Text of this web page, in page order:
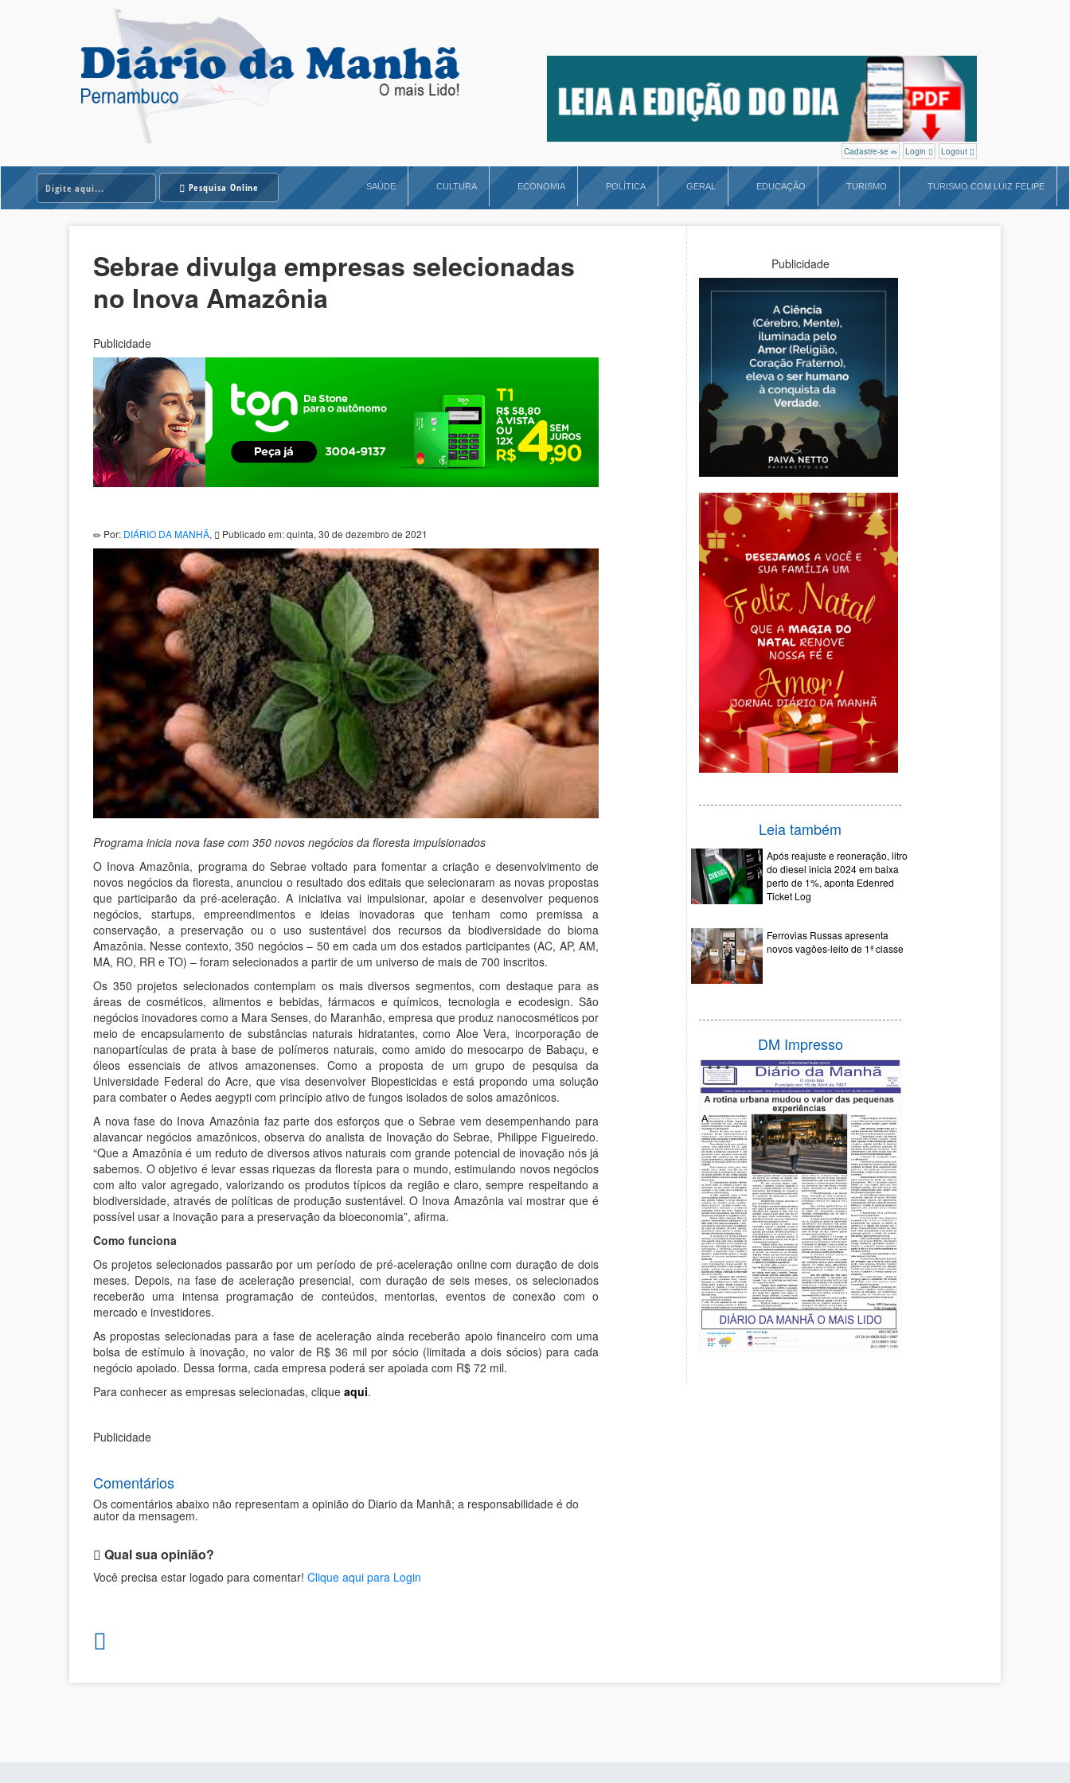
Cadastre-se Login Logout
Pesquisa Online SAÚDE CULTURA ECONOMIA POLÍTICA GERAL EDUCAÇÃO TURISMO TURISMO COM LUIZ FELIPE
Sebrae divulga empresas selecionadas
no Inova Amazônia
Publicidade
Por: DIÁRIO DA MANHÃ, Publicado em: quinta, 30 de dezembro de 2021
Programa inicia nova fase com 350 novos negócios da floresta impulsionados
O Inova Amazônia, programa do Sebrae voltado para fomentar a criação e desenvolvimento de
novos negócios da floresta, anunciou o resultado dos editais que selecionaram as novas propostas
que participarão da pré-aceleração. A iniciativa vai impulsionar, apoiar e desenvolver pequenos
negócios, startups, empreendimentos e ideias inovadoras que tenham como premissa a
conservação, a preservação ou o uso sustentável dos recursos da biodiversidade do bioma
Amazônia. Nesse contexto, 350 negócios – 50 em cada um dos estados participantes (AC, AP, AM,
MA, RO, RR e TO) – foram selecionados a partir de um universo de mais de 700 inscritos.
Os 350 projetos selecionados contemplam os mais diversos segmentos, com destaque para as
áreas de cosméticos, alimentos e bebidas, fármacos e químicos, tecnologia e ecodesign. São
negócios inovadores como a Mara Senses, do Maranhão, empresa que produz nanocosméticos por
meio de encapsulamento de substâncias naturais hidratantes, como Aloe Vera, incorporação de
nanopartículas de prata à base de polímeros naturais, como amido do mesocarpo de Babaçu, e
óleos essenciais de ativos amazonenses. Como a proposta de um grupo de pesquisa da
Universidade Federal do Acre, que visa desenvolver Biopesticidas e está propondo uma solução
para combater o Aedes aegypti com princípio ativo de fungos isolados de solos amazônicos.
A nova fase do Inova Amazônia faz parte dos esforços que o Sebrae vem desempenhando para
alavancar negócios amazônicos, observa do analista de Inovação do Sebrae, Philippe Figueiredo.
“Que a Amazônia é um reduto de diversos ativos naturais com grande potencial de inovação nós já
sabemos. O objetivo é levar essas riquezas da floresta para o mundo, estimulando novos negócios
com alto valor agregado, valorizando os produtos típicos da região e claro, sempre respeitando a
biodiversidade, através de políticas de produção sustentável. O Inova Amazônia vai mostrar que é
possível usar a inovação para a preservação da bioeconomia”, afirma.
Como funciona
Os projetos selecionados passarão por um período de pré-aceleração online com duração de dois
meses. Depois, na fase de aceleração presencial, com duração de seis meses, os selecionados
receberão uma intensa programação de conteúdos, mentorias, eventos de conexão com o
mercado e investidores.
As propostas selecionadas para a fase de aceleração ainda receberão apoio financeiro com uma
bolsa de estímulo à inovação, no valor de R$ 36 mil por sócio (limitada a dois sócios) para cada
negócio apoiado. Dessa forma, cada empresa poderá ser apoiada com R$ 72 mil.
Para conhecer as empresas selecionadas, clique aqui.
Publicidade
Comentários
Os comentários abaixo não representam a opinião do Diario da Manhã; a responsabilidade é do
autor da mensagem.
Qual sua opinião?
Você precisa estar logado para comentar! Clique aqui para Login
Publicidade
Leia também
Após reajuste e reoneração, litro
do diesel inicia 2024 em baixa
perto de 1%, aponta Edenred
Ticket Log
Ferrovias Russas apresenta
novos vagões-leito de 1ª classe
DM Impresso